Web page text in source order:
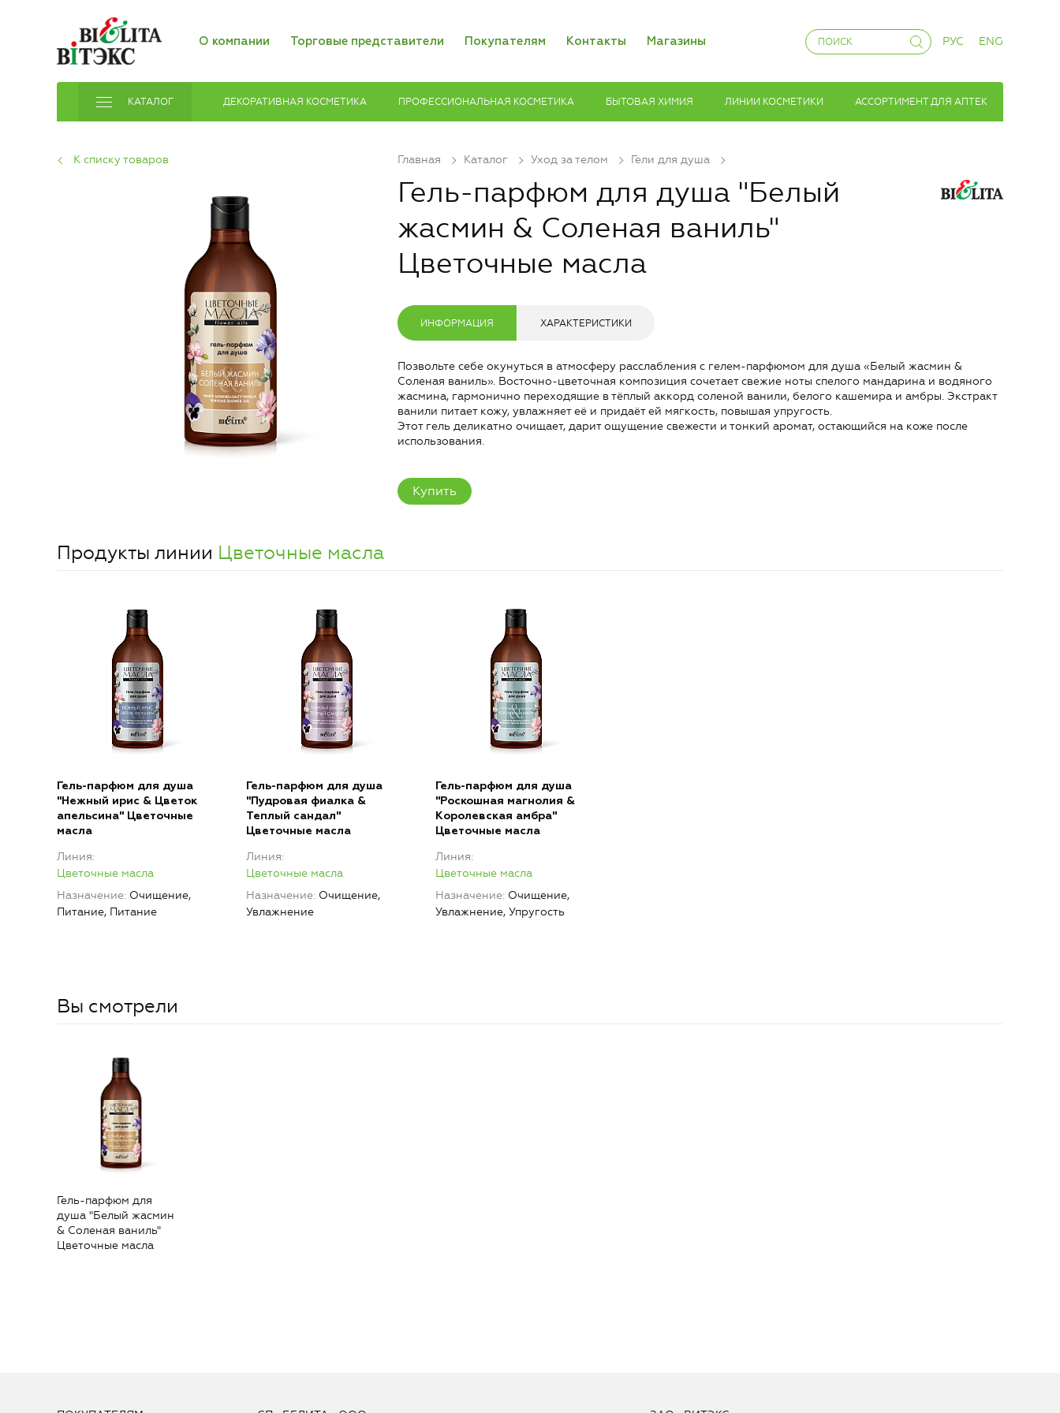
О компании Торговые представители Покупателям Контакты Магазины РУС ENG
КАТАЛОГ ДЕКОРАТИВНАЯ КОСМЕТИКА ПРОФЕССИОНАЛЬНАЯ КОСМЕТИКА БЫТОВАЯ ХИМИЯ ЛИНИИ КОСМЕТИКИ АССОРТИМЕНТ ДЛЯ АПТЕК
Главная Каталог Уход за телом Гели для душа
К списку товаров
Гель-парфюм для душа "Белый
жасмин & Соленая ваниль"
Цветочные масла
ИНФОРМАЦИЯ ХАРАКТЕРИСТИКИ
Позвольте себе окунуться в атмосферу расслабления с гелем-парфюмом для душа «Белый жасмин &
Соленая ваниль». Восточно-цветочная композиция сочетает свежие ноты спелого мандарина и водяного
жасмина, гармонично переходящие в тёплый аккорд соленой ванили, белого кашемира и амбры. Экстракт
ванили питает кожу, увлажняет её и придаёт ей мягкость, повышая упругость.
Этот гель деликатно очищает, дарит ощущение свежести и тонкий аромат, остающийся на коже после
использования.
Купить
Продукты линии Цветочные масла
Гель-парфюм для душа
"Нежный ирис & Цветок
апельсина" Цветочные
масла
Линия
Цветочные масла
Назначение Очищение,
Питание, Питание
Гель-парфюм для душа
"Пудровая фиалка &
Теплый сандал"
Цветочные масла
Линия
Цветочные масла
Назначение Очищение,
Увлажнение
Гель-парфюм для душа
"Роскошная магнолия &
Королевская амбра"
Цветочные масла
Линия
Цветочные масла
Назначение Очищение,
Увлажнение, Упругость
Вы смотрели
Гель-парфюм для
душа "Белый жасмин
& Соленая ваниль"
Цветочные масла